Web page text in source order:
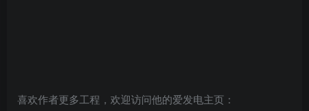
喜欢作者更多工程，欢迎访问他的爱发电主页：